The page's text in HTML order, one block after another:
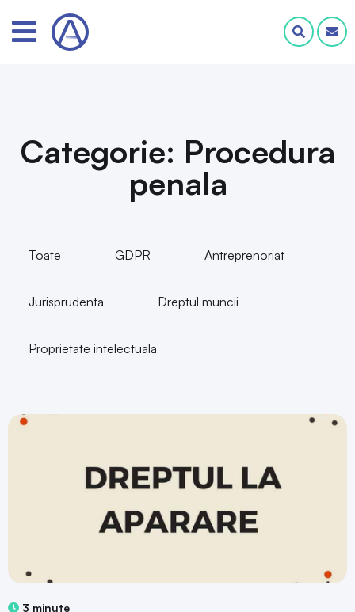
Categorie: Procedura
penala
Toate GDPR Antreprenoriat
Jurisprudenta Dreptul muncii
Proprietate intelectuala
3 minute